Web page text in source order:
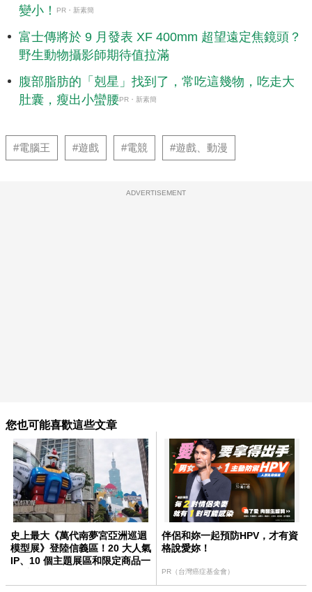
變小！ PR・新素簡
富士傳將於 9 月發表 XF 400mm 超望遠定焦鏡頭？
野生動物攝影師期待值拉滿
腹部脂肪的「剋星」找到了，常吃這幾物，吃走大
肚囊，瘦出小蠻腰PR・新素簡
#電腦王 #遊戲 #電競 #遊戲、動漫
ADVERTISEMENT
您也可能喜歡這些文章
史上最大《萬代南夢宮亞洲巡迴
模型展》登陸信義區！20 大人氣
IP、10 個主題展區和限定商品一
伴侶和妳一起預防HPV，才有資
格說愛妳！
PR（台灣癌症基金會）